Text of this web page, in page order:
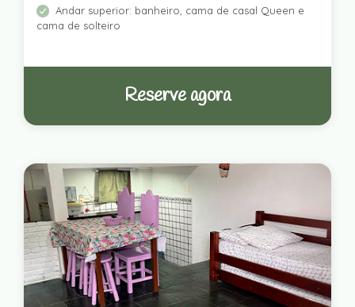
Andar superior: banheiro, cama de casal Queen e
cama de solteiro
Reserve agora